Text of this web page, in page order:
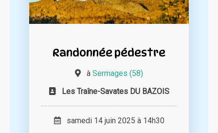
Randonnée pédestre
à Sermages (58)
Les Traîne-Savates DU BAZOIS
samedi 14 juin 2025 à 14h30